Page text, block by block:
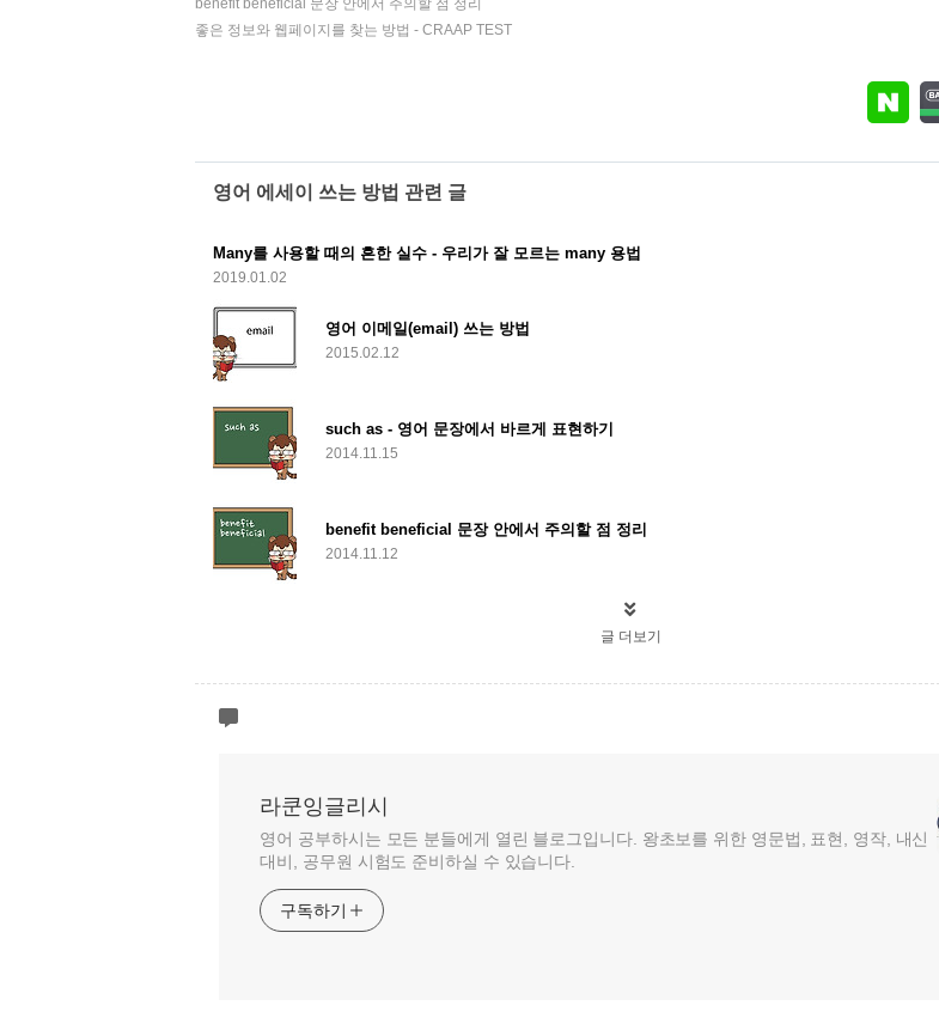
benefit beneficial 문장 안에서 주의할 점 정리
좋은 정보와 웹페이지를 찾는 방법 - CRAAP TEST
영어 에세이 쓰는 방법 관련 글
Many를 사용할 때의 흔한 실수 - 우리가 잘 모르는 many 용법
2019.01.02
영어 이메일(email) 쓰는 방법
2015.02.12
such as - 영어 문장에서 바르게 표현하기
2014.11.15
benefit beneficial 문장 안에서 주의할 점 정리
2014.11.12
글 더보기
라쿤잉글리시
영어 공부하시는 모든 분들에게 열린 블로그입니다. 왕초보를 위한 영문법, 표현, 영작, 내신
대비, 공무원 시험도 준비하실 수 있습니다.
구독하기